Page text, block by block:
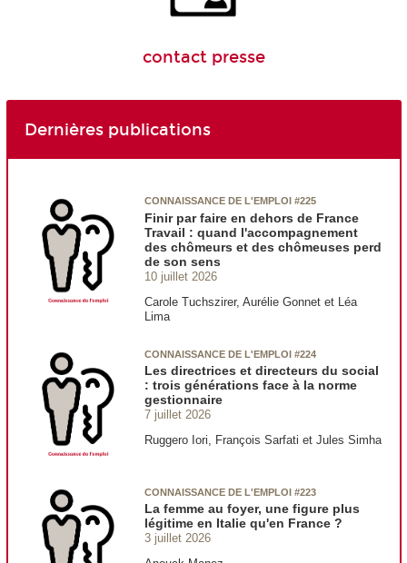
contact presse
Dernières publications
CONNAISSANCE DE L'EMPLOI #225
Finir par faire en dehors de France
Travail : quand l'accompagnement
des chômeurs et des chômeuses perd
de son sens
10 juillet 2026
Carole Tuchszirer, Aurélie Gonnet et Léa
Lima
CONNAISSANCE DE L'EMPLOI #224
Les directrices et directeurs du social
: trois générations face à la norme
gestionnaire
7 juillet 2026
Ruggero Iori, François Sarfati et Jules Simha
CONNAISSANCE DE L'EMPLOI #223
La femme au foyer, une figure plus
légitime en Italie qu'en France ?
3 juillet 2026